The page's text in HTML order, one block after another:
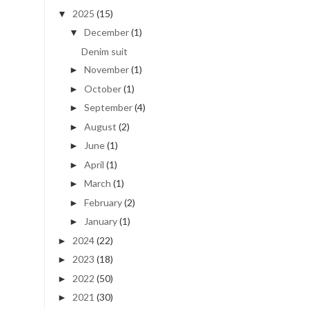
▼ 2025 (15)
▼ December(1)
Denim suit
► November(1)
► October(1)
► September(4)
► August (2)
► June(1)
► April (1)
► March (1)
► February(2)
► January(1)
► 2024(22)
► 2023 (18)
► 2022 (50)
► 2021 (30)